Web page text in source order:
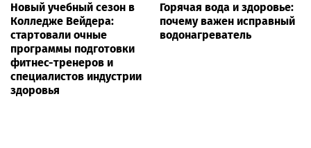
Новый учебный сезон в
Колледже Вейдера:
стартовали очные
программы подготовки
фитнес-тренеров и
специалистов индустрии
здоровья
Горячая вода и здоровье:
почему важен исправный
водонагреватель